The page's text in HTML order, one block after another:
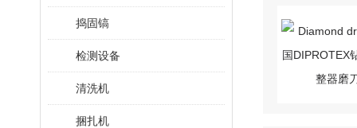
捣固镐
检测设备
清洗机
捆扎机